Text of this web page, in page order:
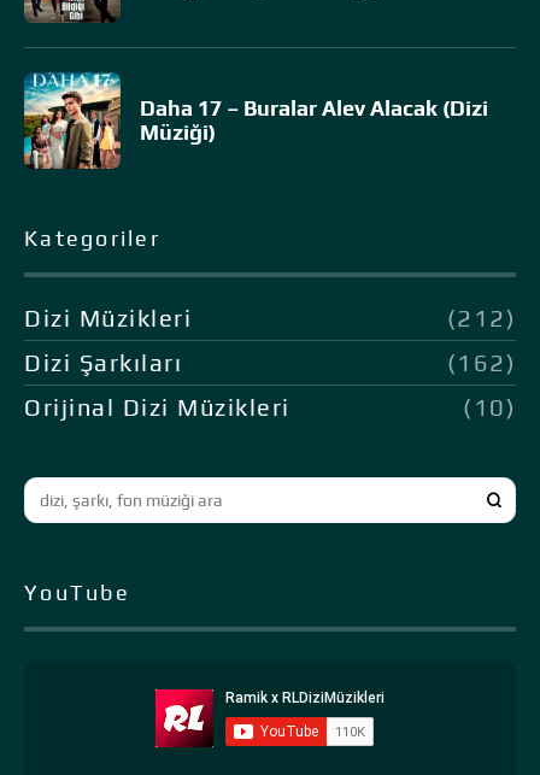
Daha 17 – Buralar Alev Alacak (Dizi
Müziği)
Kategoriler
Dizi Müzikleri
(212)
Dizi Şarkıları
(162)
Orijinal Dizi Müzikleri
(10)
YouTube